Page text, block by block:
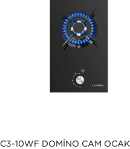
C3-10WF DOMINO CAM OCAK